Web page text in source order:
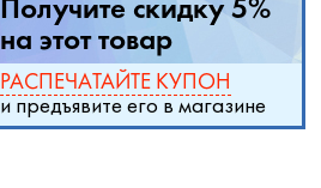
Получите скидку 5%
на этот товар
РАСПЕЧАТАЙТЕ КУПОН
и предъявите его в магазине